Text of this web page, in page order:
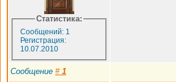
Статистика:
Сообщений: 1
Регистрация:
10.07.2010
Сообщение # 1